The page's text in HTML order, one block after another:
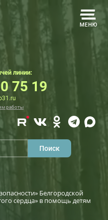
МЕНЮ
линии:
75 19
работы
Белгородской
сердца» в помощь детям